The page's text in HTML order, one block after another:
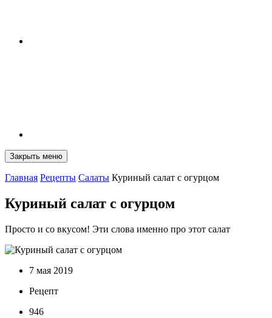
Закрыть меню
Главная Рецепты Салаты Куриный салат с огурцом
Куриный салат с огурцом
Просто и со вкусом! Эти слова именно про этот салат
7 мая 2019
Рецепт
946